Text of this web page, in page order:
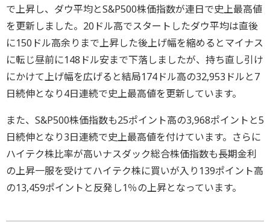
で上昇し、ダウ平均とS&P500株価指数が連日で史上最高値
を更新しました。20ドル高でスタートしたダウ平均は直後
に150ドル高余りまで上昇した後上げ幅を縮めるとマイナス
に転じ昼前に148ドル安まで下落しましたが、持ち直し引け
にかけて上げ幅を広げると結局174ドル高の32,953ドルと7
日続伸となり4日連続で史上最高値を更新しています。
また、S&P500株価指数も25ポイント高の3,968ポイントと5
日続伸となり3日連続で史上最高値を付けています。さらに
ハイテク株比率が高いナスダック総合株価指数も長期金利
の上昇一服を受けてハイテク株に買いが入り139ポイント高
の13,459ポイントと反発し1％の上昇となっています。